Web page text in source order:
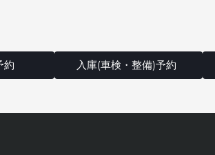
約 入庫(車検・整備)予約